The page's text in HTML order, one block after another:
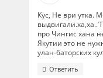
Кус, Не ври утка.
про Чингис хана
Якутии это не
улан-баторских
Ответить